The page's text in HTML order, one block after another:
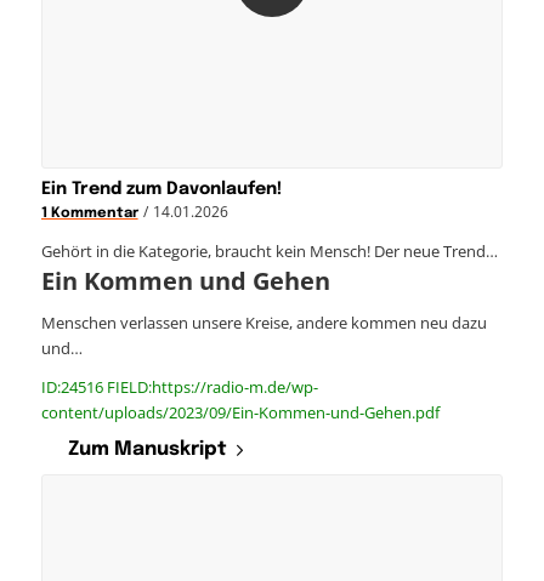
Ein Trend zum Davonlaufen!
1 Kommentar / 14.01.2026
Gehört in die Kategorie, braucht kein Mensch! Der neue Trend…
Ein Kommen und Gehen
Menschen verlassen unsere Kreise, andere kommen neu dazu
und…
ID:24516 FIELD:https://radio-m.de/wp-
content/uploads/2023/09/Ein-Kommen-und-Gehen.pdf
Zum Manuskript